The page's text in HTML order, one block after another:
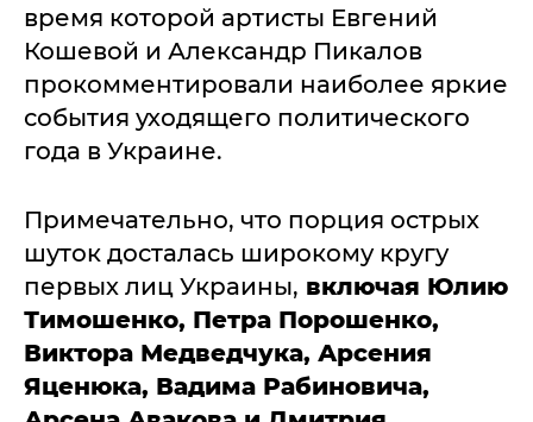
время которой артисты Евгений
Кошевой и Александр Пикалов
прокомментировали наиболее яркие
события уходящего политического
года в Украине.
Примечательно, что порция острых
шуток досталась широкому кругу
первых лиц Украины, включая Юлию
Тимошенко, Петра Порошенко,
Виктора Медведчука, Арсения
Яценюка, Вадима Рабиновича,